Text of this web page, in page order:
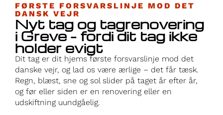
FØRSTE FORSVARSLINJE MOD DET
DANSK VEJR
Nyt tag og tagrenovering
i Greve – fordi dit tag ikke
holder evigt
Dit tag er dit hjems første forsvarslinje mod det
danske vejr, og lad os være ærlige – det får tæsk.
Regn, blæst, sne og sol slider på taget år efter år,
og før eller siden er en renovering eller en
udskiftning uundgåelig.